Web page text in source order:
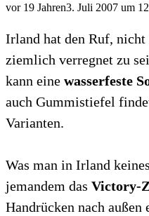
vor 19 Jahren3. Juli 2007 um
Irland hat den Ruf, nicht
ziemlich verregnet zu
kann eine wasserfeste
auch Gummistiefel
Varianten.
Was man in Irland
jemandem das Victory-
Handrücken nach außen